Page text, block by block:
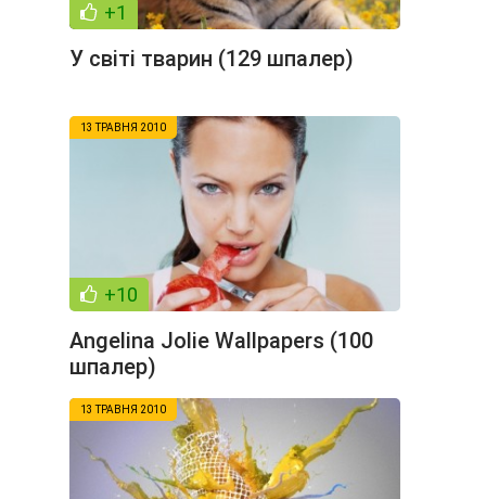
+1
У світі тварин (129 шпалер)
13 ТРАВНЯ 2010
+10
Angelina Jolie Wallpapers (100
шпалер)
13 ТРАВНЯ 2010